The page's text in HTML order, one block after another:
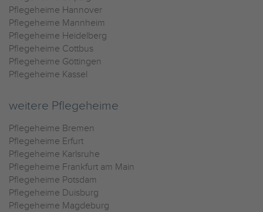
Pflegeheime Hannover
Pflegeheime Mannheim
Pflegeheime Heidelberg
Pflegeheime Cottbus
Pflegeheime Göttingen
Pflegeheime Kassel
weitere Pflegeheime
Pflegeheime Bremen
Pflegeheime Erfurt
Pflegeheime Karlsruhe
Pflegeheime Frankfurt am Main
Pflegeheime Potsdam
Pflegeheime Duisburg
Pflegeheime Magdeburg